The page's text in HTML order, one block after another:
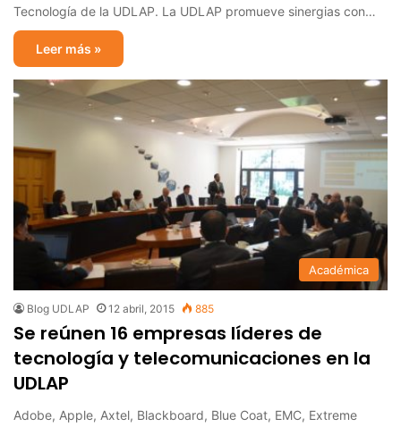
Tecnología de la UDLAP. La UDLAP promueve sinergias con…
Leer más »
Académica
Blog UDLAP 12 abril, 2015 885
Se reúnen 16 empresas líderes de
tecnología y telecomunicaciones en la
UDLAP
Adobe, Apple, Axtel, Blackboard, Blue Coat, EMC, Extreme